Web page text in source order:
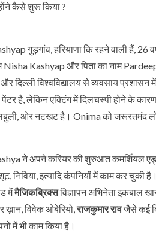
कैसे शुरू किया ?
गुड़गांव, हरियाणा कि रहने वाली हैं,
Nisha Kashyap और पिता का नाम
दिल्ली विश्वविद्यालय से व्यवसाय
है, लेकिन एक्टिंग में दिलचस्पी होने के
ओर नटखट है। Onima को जरूरतमंद
ने अपने करियर की शुरुआत कमर्शियल
निविया, इत्यादि कंपनियों में काम कर चुकी
मेंमैजिकब्रिक्सविज्ञापन अभिनेता इकबाल
ख़ान, विवेक ओबेरियो,राजकुमार रावजैसे कई
में भी काम किया है।